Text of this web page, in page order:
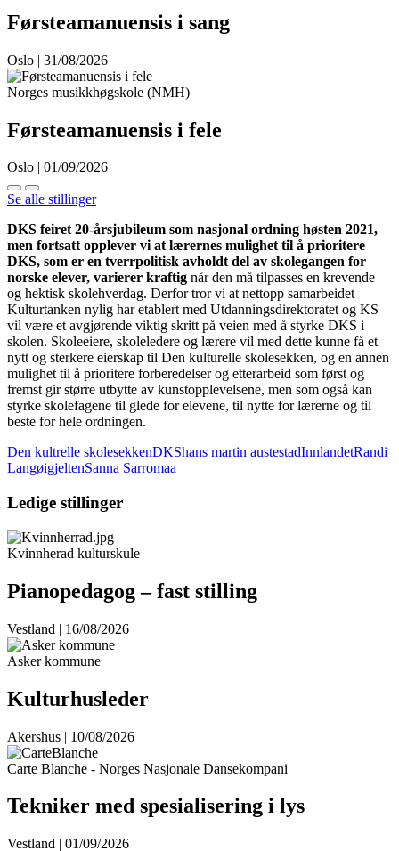
Førsteamanuensis i sang
Oslo | 31/08/2026
Norges musikkhøgskole (NMH)
Førsteamanuensis i fele
Oslo | 01/09/2026
Se alle stillinger
DKS feiret 20-årsjubileum som nasjonal ordning høsten 2021,
men fortsatt opplever vi at lærernes mulighet til å prioritere
DKS, som er en tverrpolitisk avholdt del av skolegangen for
norske elever, varierer kraftig når den må tilpasses en krevende
og hektisk skolehverdag. Derfor tror vi at nettopp samarbeidet
Kulturtanken nylig har etablert med Utdanningsdirektoratet og KS
vil være et avgjørende viktig skritt på veien med å styrke DKS i
skolen. Skoleeiere, skoleledere og lærere vil med dette kunne få et
nytt og sterkere eierskap til Den kulturelle skolesekken, og en annen
mulighet til å prioritere forberedelser og etterarbeid som først og
fremst gir større utbytte av kunstopplevelsene, men som også kan
styrke skolefagene til glede for elevene, til nytte for lærerne og til
beste for hele ordningen.
Den kultrelle skolesekkenDKShans martin austestadInnlandetRandi
LangøigjeltenSanna Sarromaa
Ledige stillinger
Kvinnherad kulturskule
Pianopedagog – fast stilling
Vestland | 16/08/2026
Asker kommune
Kulturhusleder
Akershus | 10/08/2026
Carte Blanche - Norges Nasjonale Dansekompani
Tekniker med spesialisering i lys
Vestland | 01/09/2026